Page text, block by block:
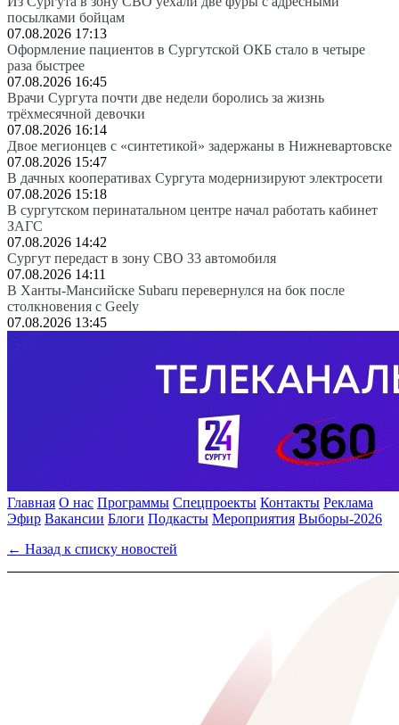
посылками бойцам
07.08.2026 17:13
Оформление пациентов в Сургутской ОКБ стало в четыре
раза быстрее
07.08.2026 16:45
Врачи Сургута почти две недели боролись за жизнь
трёхмесячной девочки
07.08.2026 16:14
Двое мегионцев с «синтетикой» задержаны в Нижневартовске
07.08.2026 15:47
В дачных кооперативах Сургута модернизируют электросети
07.08.2026 15:18
В сургутском перинатальном центре начал работать кабинет
ЗАГС
07.08.2026 14:42
Сургут передаст в зону СВО 33 автомобиля
07.08.2026 14:11
В Ханты-Мансийске Subaru перевернулся на бок после
столкновения с Geely
07.08.2026 13:45
Главная О нас Программы Спецпроекты Контакты Реклама
Эфир Вакансии Блоги Подкасты Мероприятия Выборы-2026
← Назад к списку новостей